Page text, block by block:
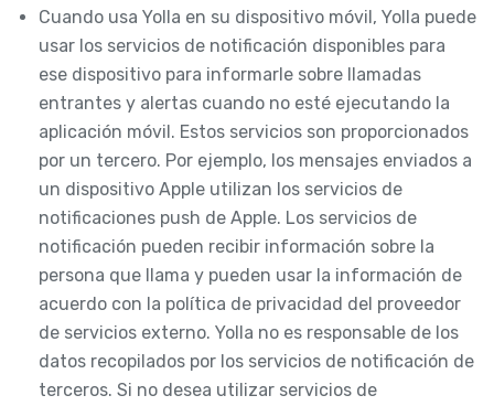
Cuando usa Yolla en su dispositivo móvil, Yolla puede
usar los servicios de notificación disponibles para
ese dispositivo para informarle sobre llamadas
entrantes y alertas cuando no esté ejecutando la
aplicación móvil. Estos servicios son proporcionados
por un tercero. Por ejemplo, los mensajes enviados a
un dispositivo Apple utilizan los servicios de
notificaciones push de Apple. Los servicios de
notificación pueden recibir información sobre la
persona que llama y pueden usar la información de
acuerdo con la política de privacidad del proveedor
de servicios externo. Yolla no es responsable de los
datos recopilados por los servicios de notificación de
terceros. Si no desea utilizar servicios de